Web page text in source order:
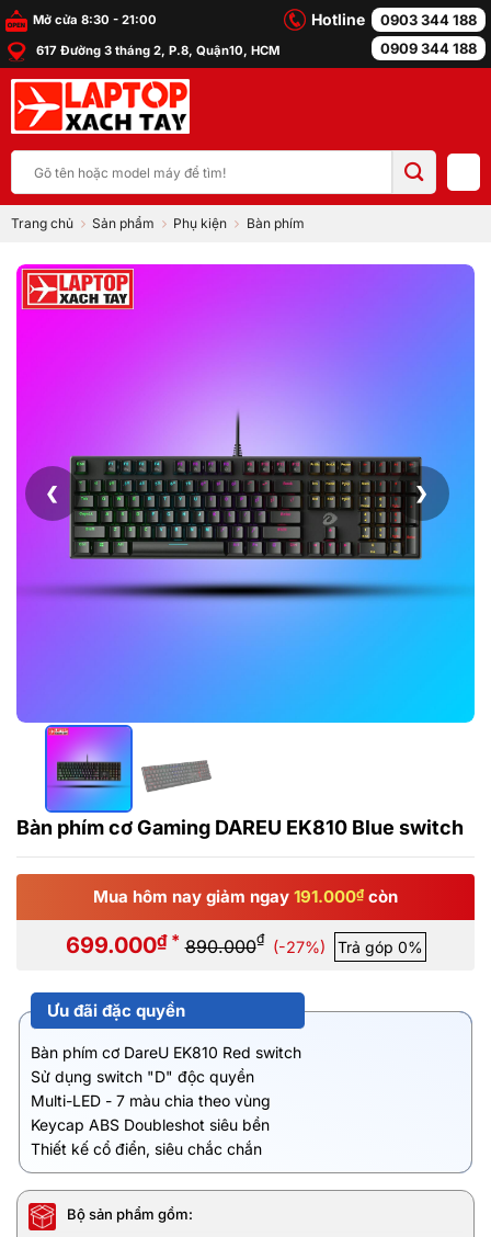
Bỏ
qua
nội
dung
Mở cửa 8:30 - 21:00
617 Đường 3 tháng 2, P.8, Quận10, HCM
Hotline
0903 344 188
0909 344 188
kiếm:
Trang chủ Sản phẩm Phụ kiện Bàn phím
❮ ❯
Bàn phím cơ Gaming DAREU EK810 Blue switch
Mua hôm nay giảm ngay 191.000₫ còn
699.000₫ * 890.000₫ (-27%) Trả góp 0%
Ưu đãi đặc quyền
Bàn phím cơ DareU EK810 Red switch
Sử dụng switch "D" độc quyền
Multi-LED - 7 màu chia theo vùng
Keycap ABS Doubleshot siêu bền
Thiết kế cổ điển, siêu chắc chắn
Bộ sản phẩm gồm: